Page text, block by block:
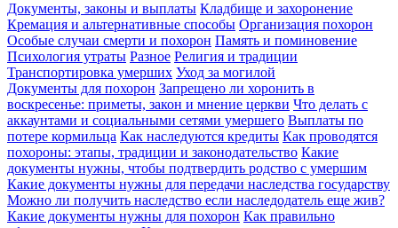
Документы, законы и выплаты Кладбище и захоронение
Кремация и альтернативные способы Организация похорон
Особые случаи смерти и похорон Память и поминовение
Психология утраты Разное Религия и традиции
Транспортировка умерших Уход за могилой
Документы для похорон Запрещено ли хоронить в
воскресенье: приметы, закон и мнение церкви Что делать с
аккаунтами и социальными сетями умершего Выплаты по
потере кормильца Как наследуются кредиты Как проводятся
похороны: этапы, традиции и законодательство Какие
документы нужны, чтобы подтвердить родство с умершим
Какие документы нужны для передачи наследства государству
Можно ли получить наследство если наследодатель еще жив?
Какие документы нужны для похорон Как правильно